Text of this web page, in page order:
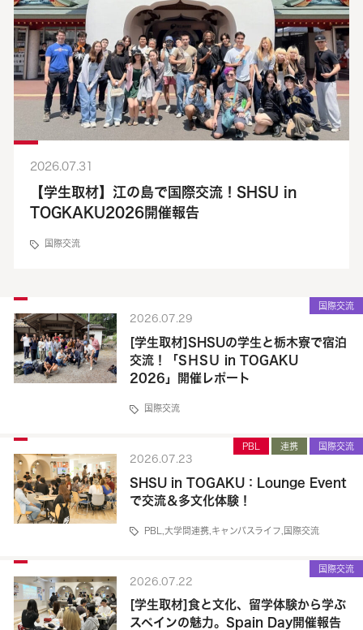
2026.07.31
【学生取材】江の島で国際交流！SHSU in
TOGKAKU2026開催報告
国際交流
国際交流
2026.07.29
[学生取材]SHSUの学生と栃木寮で宿泊
交流！「SＨSＵ in TOGAKU
2026」開催レポート
国際交流
PBL 連携 国際交流
2026.07.23
SHSU in TOGAKU：Lounge Event
で交流＆多文化体験！
PBL ,大学間連携 キャンパスライフ 国際交流
国際交流
2026.07.22
[学生取材]食と文化、留学体験から学ぶ
スペインの魅力。Spain Day開催報告